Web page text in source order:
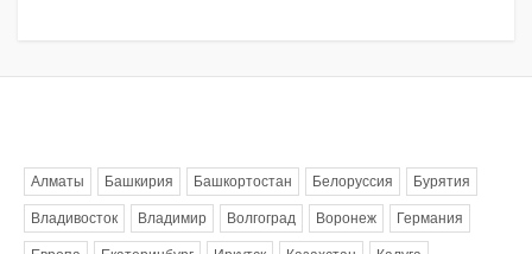
Алматы Башкирия Башкортостан Белоруссия Бурятия
Владивосток Владимир Волгоград Воронеж Германия